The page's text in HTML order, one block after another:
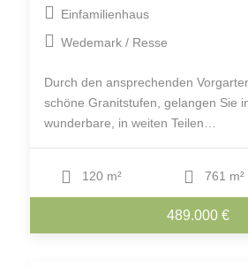
Einfamilienhaus
Wedemark / Resse
Durch den ansprechenden
schöne Granitstufen, gelangen Sie
wunderbare, in weiten Teilen…
120 m² 761 m²
489.000 €